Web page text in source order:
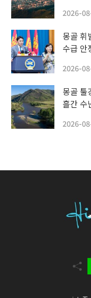
2026-
몽골
수급 안
2026-
몽골
흘간 수
2026-